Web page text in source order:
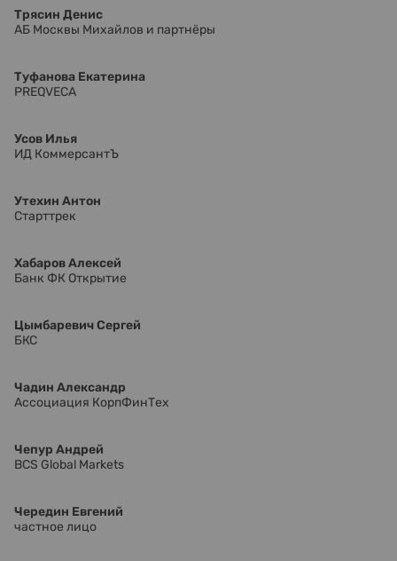
Трясин Денис
АБ Москвы Михайлов и партнёры
Туфанова Екатерина
PREQVECA
Усов Илья
ИД КоммерсантЪ
Утехин Антон
Старттрек
Хабаров Алексей
Банк ФК Открытие
Цымбаревич Сергей
БКС
Чадин Александр
Ассоциация КорпФинТех
Чепур Андрей
BCS Global Markets
Чередин Евгений
частное лицо